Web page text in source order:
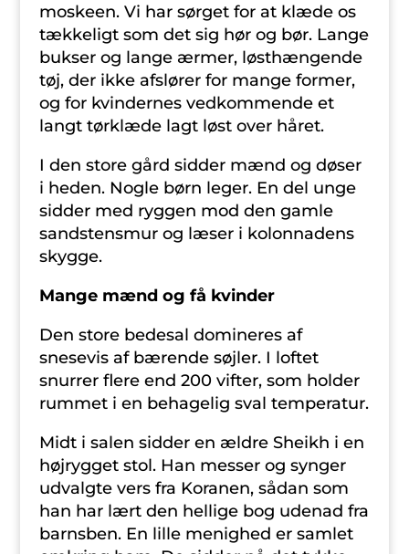
moskeen. Vi har sørget for at klæde os
tækkeligt som det sig hør og bør. Lange
bukser og lange ærmer, løsthængende
tøj, der ikke afslører for mange former,
og for kvindernes vedkommende et
langt tørklæde lagt løst over håret.
I den store gård sidder mænd og døser
i heden. Nogle børn leger. En del unge
sidder med ryggen mod den gamle
sandstensmur og læser i kolonnadens
skygge.
Mange mænd og få kvinder
Den store bedesal domineres af
snesevis af bærende søjler. I loftet
snurrer flere end 200 vifter, som holder
rummet i en behagelig sval temperatur.
Midt i salen sidder en ældre Sheikh i en
højrygget stol. Han messer og synger
udvalgte vers fra Koranen, sådan som
han har lært den hellige bog udenad fra
barnsben. En lille menighed er samlet